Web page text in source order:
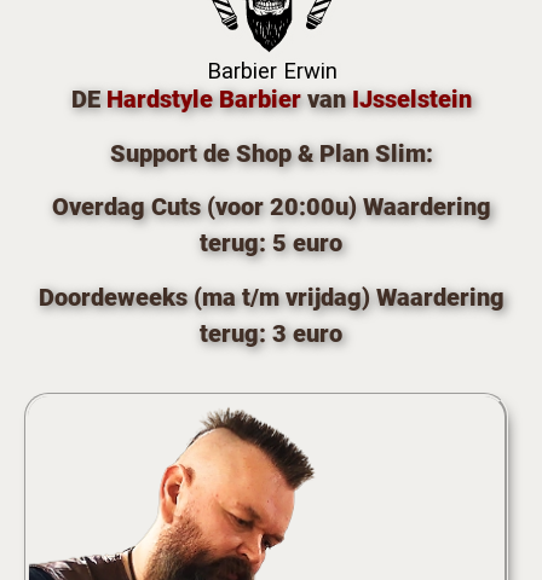
DE Hardstyle BarbiervanIJsselstein
Support de Shop & Plan Slim:
Overdag Cuts (voor 20:00u) Waardering
terug: 5 euro
Doordeweeks (ma t/m vrijdag) Waardering
terug: 3 euro